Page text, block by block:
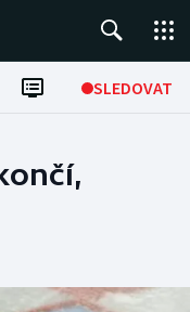
SLEDOVAT